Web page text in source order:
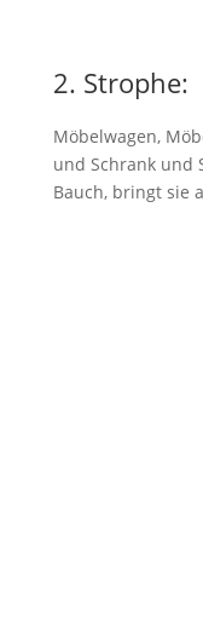
2. Strophe:
Möbelwagen,
und Schrank und
Bauch, bringt sie